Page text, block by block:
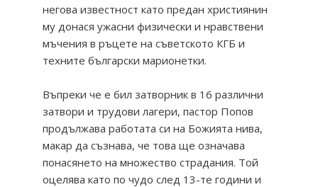
негова известност като предан християнин
му донася ужасни физически и нравствени
мъчения в ръцете на съветското КГБ и
техните български марионетки.
Въпреки че е бил затворник в 16 различни
затвори и трудови лагери, пастор Попов
продължава работата си на Божията нива,
макар да съзнава, че това ще означава
понасянето на множество страдания. Той
оцелява като по чудо след 13-те години и